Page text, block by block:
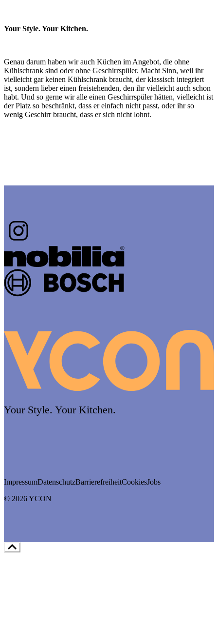
Your Style. Your Kitchen.
Genau darum haben wir auch Küchen im Angebot, die ohne
Kühlschrank sind oder ohne Geschirrspüler. Macht Sinn, weil ihr
vielleicht gar keinen Kühlschrank braucht, der klassisch integriert
ist, sondern lieber einen freistehenden, den ihr vielleicht auch schon
habt. Und so gerne wir alle einen Geschirrspüler hätten, vielleicht ist
der Platz so beschränkt, dass er einfach nicht passt, oder ihr so
wenig Geschirr braucht, dass er sich nicht lohnt.
Your Style. Your Kitchen.
ImpressumDatenschutzBarrierefreiheitCookiesJobs
© 2026 YCON